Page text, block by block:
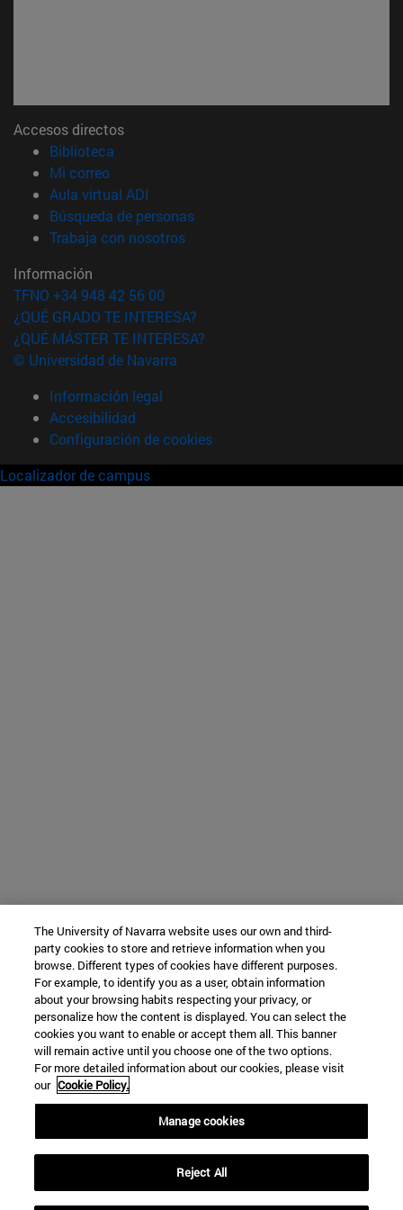
Accesos directos
Biblioteca
Mi correo(abre en nueva ventana)
Aula virtual ADI
Búsqueda de personas(abre en nueva ventana)
Trabaja con nosotros(abre en nueva ventana)
Información
TFNO +34 948 42 56 00
¿QUÉ GRADO TE INTERESA?
¿QUÉ MÁSTER TE INTERESA?
© Universidad de Navarra
Información legal
Accesibilidad
Configuración de cookies
Localizador de campus
The University of Navarra website uses our own and third-
party cookies to store and retrieve information when you
browse. Different types of cookies have different purposes.
For example, to identify you as a user, obtain information
about your browsing habits respecting your privacy, or
personalize how the content is displayed. You can select the
cookies you want to enable or accept them all. This banner
will remain active until you choose one of the two options.
For more detailed information about our cookies, please visit
our Cookie Policy.
Manage cookies
Reject All